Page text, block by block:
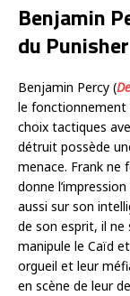
Benjamin
du Punisher
Benjamin Percy (
le fonctionnement
choix tactiques
détruit possède
menace. Frank ne
donne
aussi sur son
de son esprit, il ne
manipule le Caïd
orgueil et leur
en scène de leur